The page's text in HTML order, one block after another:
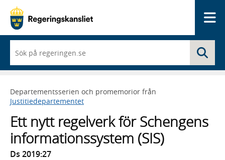
du
börjar
skriva
framträder
en
med
sökförslag
Departementsserien och promemorior från
Justitiedepartementet
Ett nytt regelverk för Schengens
informationssystem (SIS)
Ds 2019:27